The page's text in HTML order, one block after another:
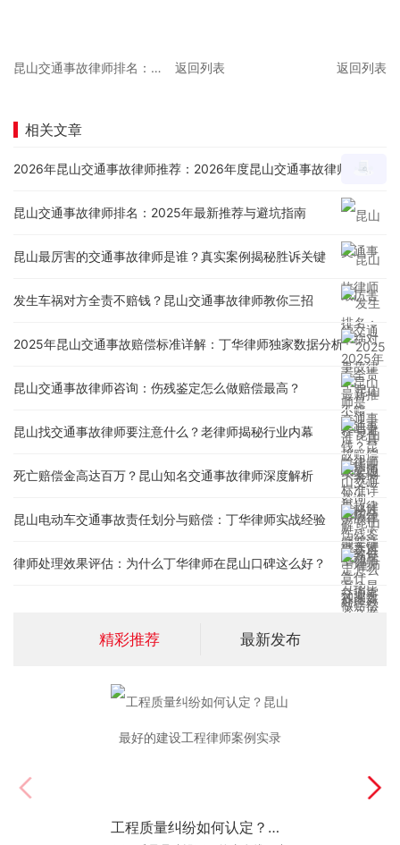
昆山交通事故律师排名：2025年最新推荐与避坑指南 返回列表 返回列表
相关文章
昆山交通事故律师排名：2025年最新推荐与避坑指南
昆山最厉害的交通事故律师是谁？真实案例揭秘胜诉关键
发生车祸对方全责不赔钱？昆山交通事故律师教你三招
2025年昆山交通事故赔偿标准详解：丁华律师独家数据分析
昆山交通事故律师咨询：伤残鉴定怎么做赔偿最高？
昆山找交通事故律师要注意什么？老律师揭秘行业内幕
死亡赔偿金高达百万？昆山知名交通事故律师深度解析
昆山电动车交通事故责任划分与赔偿：丁华律师实战经验
律师处理效果评估：为什么丁华律师在昆山口碑这么好？
精彩推荐 最新发布
工程质量纠纷如何认定？昆山最好的建设工程律师案例实录2026年昆山离婚律师推荐：本地案件怎么选专业律师？